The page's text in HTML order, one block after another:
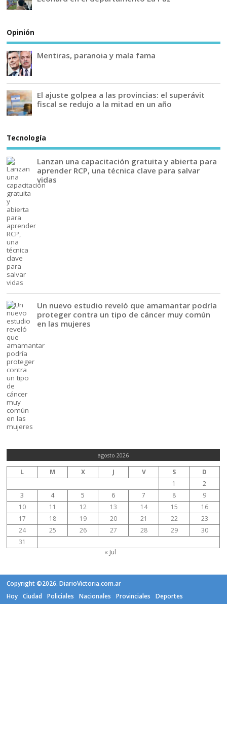
Opinión
Mentiras, paranoia y mala fama
El ajuste golpea a las provincias: el superávit
fiscal se redujo a la mitad en un año
Tecnología
Lanzan una capacitación gratuita y abierta para
aprender RCP, una técnica clave para salvar
vidas
Un nuevo estudio reveló que amamantar podría
proteger contra un tipo de cáncer muy común
en las mujeres
agosto 2026
L M X J V S
D
1
2
3
4 5 6 7 8
9
10
11 12 13 14 15
16
17
18 19 20 21 22
23
24
25 26 27 28 29
30
31
« Jul
Copyright ©2026. DiarioVictoria.com.ar
Hoy
Ciudad Policiales Nacionales Provinciales Deportes